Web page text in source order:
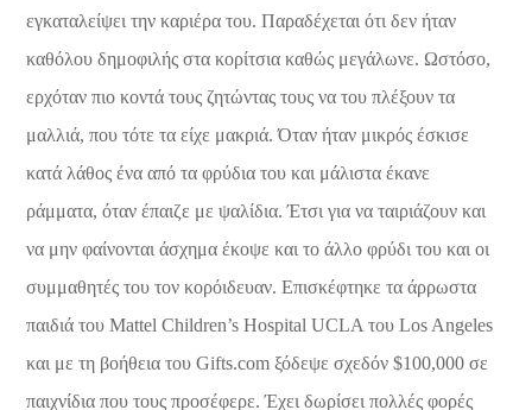
εγκαταλείψει την καριέρα του. Παραδέχεται ότι δεν ήταν
καθόλου δημοφιλής στα κορίτσια καθώς μεγάλωνε. Ωστόσο,
ερχόταν πιο κοντά τους ζητώντας τους να του πλέξουν τα
μαλλιά, που τότε τα είχε μακριά. Όταν ήταν μικρός έσκισε
κατά λάθος ένα από τα φρύδια του και μάλιστα έκανε
ράμματα, όταν έπαιζε με ψαλίδια. Έτσι για να ταιριάζουν και
να μην φαίνονται άσχημα έκοψε και το άλλο φρύδι του και οι
συμμαθητές του τον κορόιδευαν. Επισκέφτηκε τα άρρωστα
παιδιά του Mattel Children’s Hospital UCLA του Los Angeles
και με τη βοήθεια του Gifts.com ξόδεψε σχεδόν $100,000 σε
παιχνίδια που τους προσέφερε. Έχει δωρίσει πολλές φορές